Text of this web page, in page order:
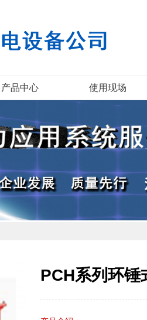
产品中心 使用现场
PCH系列环锤